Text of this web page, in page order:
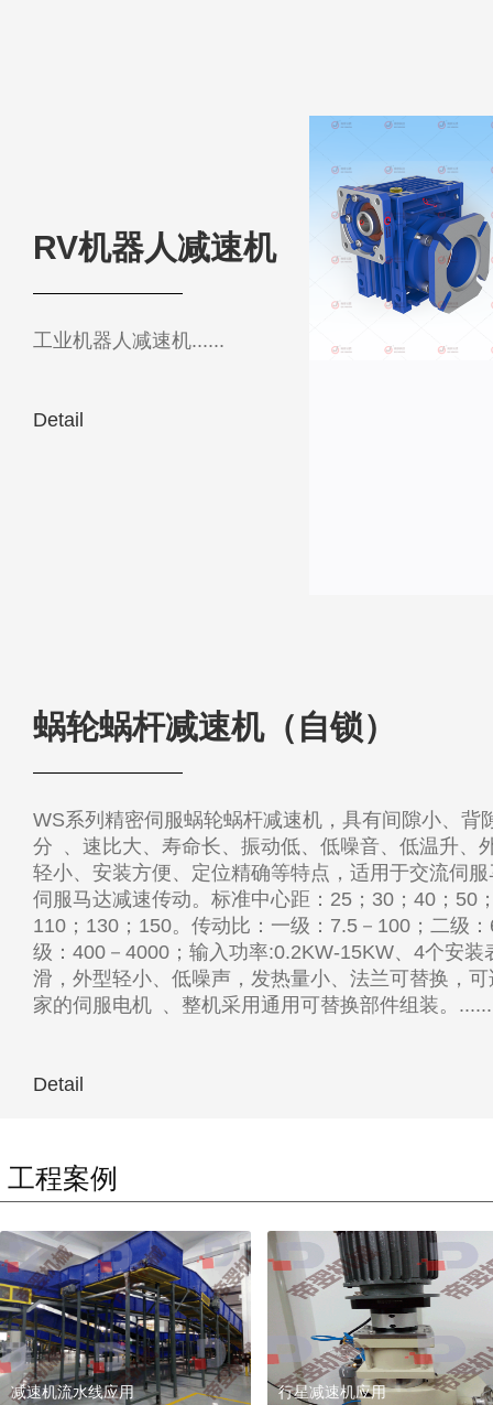
RV机器人减速机
工业机器人减速机......
Detail
蜗轮蜗杆减速机（自锁）
WS系列精密伺服蜗轮蜗杆减速机，具有间隙小、背
分 、速比大、寿命长、振动低、低噪音、低温升、
轻小、安装方便、定位精确等特点，适用于交流伺
伺服马达减速传动。标准中心距：25；30；40；50
110；130；150。传动比：一级：7.5－100；二级
级：400－4000；输入功率:0.2KW-15KW、4个安装
滑，外型轻小、低噪声，发热量小、法兰可替换，
家的伺服电机 、整机采用通用可替换部件组装。......
Detail
工程案例
减速机流水线应用
减速机流水线应用
帝翌机械齿轮减速机流水线应用
行星减速机应用
行星减速机应用
帝
翌
机
械
(
上
海
)
有
限
公
司
，
伺
服
电
机
专
用
行
星
减
速
机
，
精
密
行
星
减
速
机
，
客
户
实
际
应
用
案
例
。